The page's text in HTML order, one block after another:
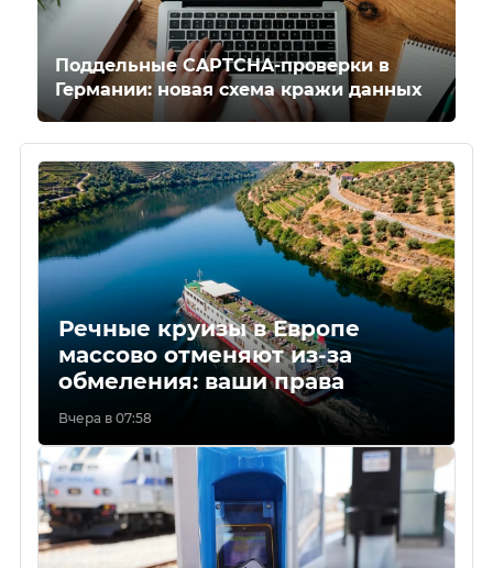
Поддельные CAPTCHA-проверки в
Германии: новая схема кражи данных
Речные круизы в Европе
массово отменяют из-за
обмеления: ваши права
Вчера в 07:58